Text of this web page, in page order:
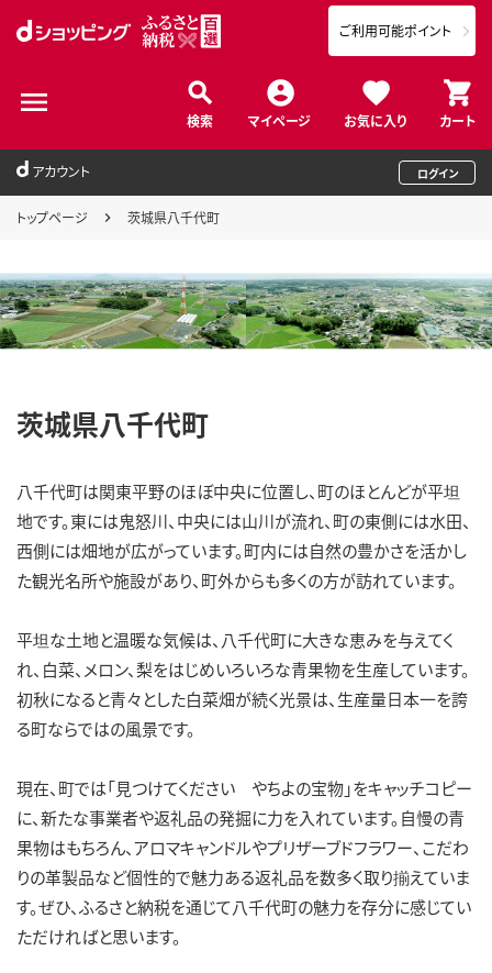
検索 マイページ お気に入り カート
ご利用可能ポイント
アカウント ログイン
トップページ 茨城県八千代町
茨城県八千代町
八千代町は関東平野のほぼ中央に位置し、町のほとんどが平坦
地です。東には鬼怒川、中央には山川が流れ、町の東側には水田、
西側には畑地が広がっています。町内には自然の豊かさを活かし
た観光名所や施設があり、町外からも多くの方が訪れています。
平坦な土地と温暖な気候は、八千代町に大きな恵みを与えてく
れ、白菜、メロン、梨をはじめいろいろな青果物を生産しています。
初秋になると青々とした白菜畑が続く光景は、生産量日本一を誇
る町ならではの風景です。
現在、町では「見つけてください やちよの宝物」をキャッチコピー
に、新たな事業者や返礼品の発掘に力を入れています。自慢の青
果物はもちろん、アロマキャンドルやプリザーブドフラワー、こだわ
りの革製品など個性的で魅力ある返礼品を数多く取り揃えていま
す。ぜひ、ふるさと納税を通じて八千代町の魅力を存分に感じてい
ただければと思います。